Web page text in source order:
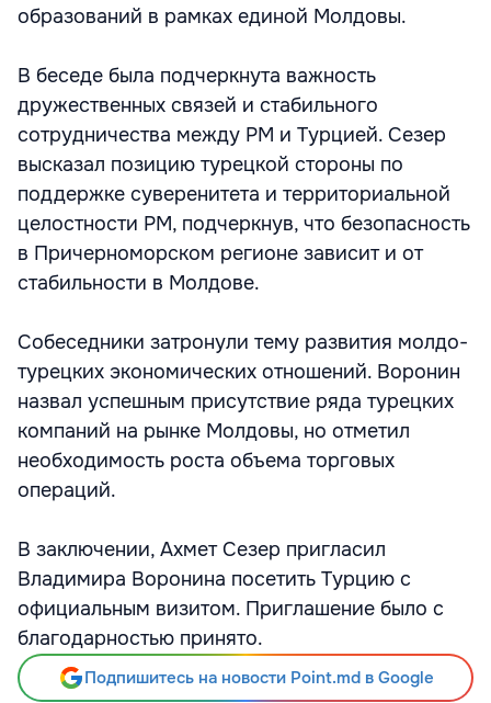
образований в рамках единой Молдовы.
В беседе была подчеркнута важность
дружественных связей и стабильного
сотрудничества между РМ и Турцией. Сезер
высказал позицию турецкой стороны по
поддержке суверенитета и территориальной
целостности РМ, подчеркнув, что безопасность
в Причерноморском регионе зависит и от
стабильности в Молдове.
Собеседники затронули тему развития молдо-
турецких экономических отношений. Воронин
назвал успешным присутствие ряда турецких
компаний на рынке Молдовы, но отметил
необходимость роста объема торговых
операций.
В заключении, Ахмет Сезер пригласил
Владимира Воронина посетить Турцию с
официальным визитом. Приглашение было с
благодарностью принято.
Подпишитесь на новости Point.md в Google